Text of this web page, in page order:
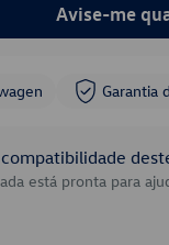
Avise-me
Garantia
está pronta para